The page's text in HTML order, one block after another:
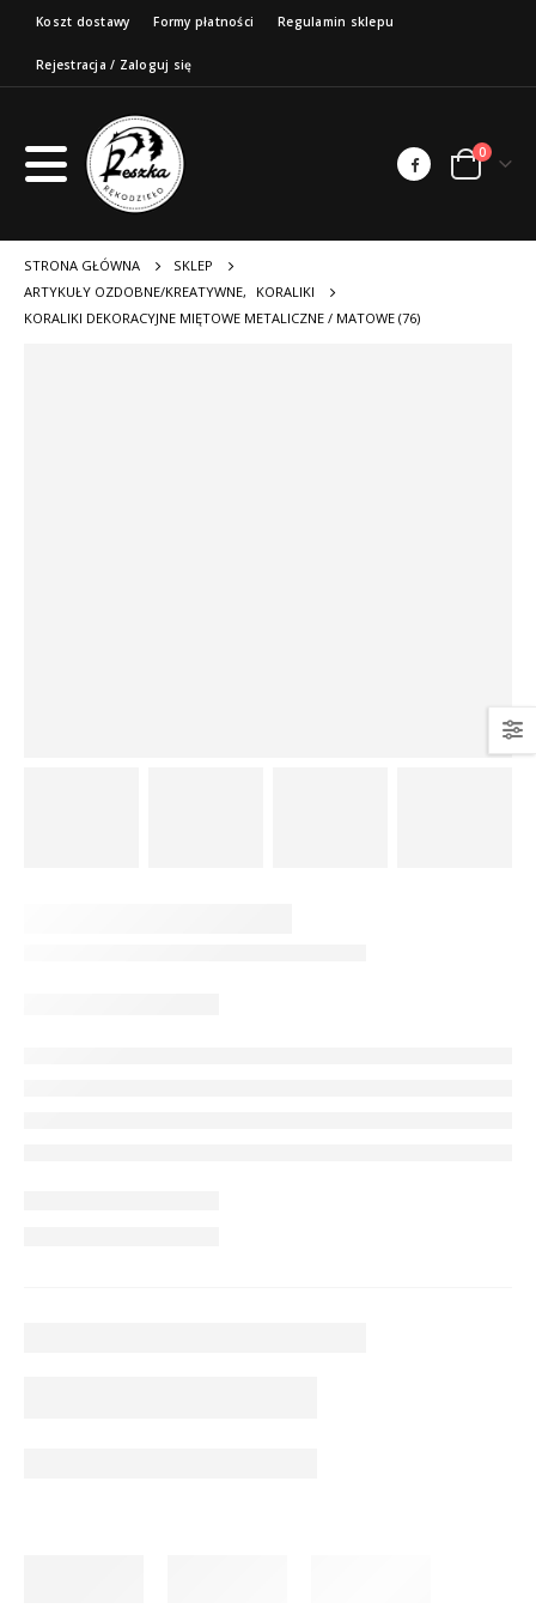
Koszt dostawy Formy płatności Regulamin sklepu
Rejestracja / Zaloguj się
0
STRONA GŁÓWNA
SKLEP
ARTYKUŁY OZDOBNE/KREATYWNE,
KORALIKI
KORALIKI DEKORACYJNE MIĘTOWE METALICZNE / MATOWE (76)